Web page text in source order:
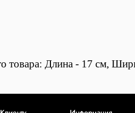
товара: Длина - 17 см,